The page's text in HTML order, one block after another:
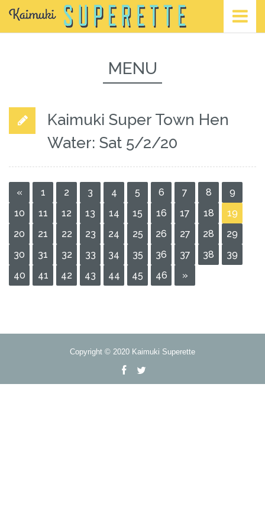
MENU
Kaimuki Super Town Hen
Water: Sat 5/2/20
« 1 2 3 4 5 6 7 8
9
10
11 12 13 14 15 16 17 18
19
20
21 22 23 24 25 26 27 28
29
30
31 32 33 34 35 36 37 38
39
40
41 42 43 44 45 46 »
Copyright © 2020 Kaimuki Superette